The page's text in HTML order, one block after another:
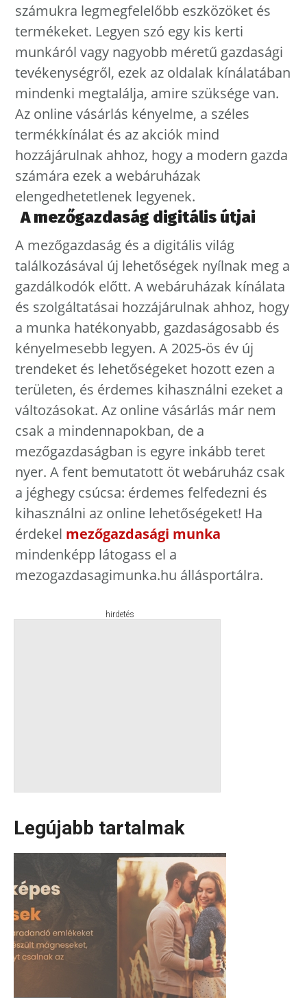
számukra legmegfelelőbb eszközöket és
termékeket. Legyen szó egy kis kerti
munkáról vagy nagyobb méretű gazdasági
tevékenységről, ezek az oldalak kínálatában
mindenki megtalálja, amire szüksége van.
Az online vásárlás kényelme, a széles
termékkínálat és az akciók mind
hozzájárulnak ahhoz, hogy a modern gazda
számára ezek a webáruházak
elengedhetetlenek legyenek.
A mezőgazdaság digitális útjai
A mezőgazdaság és a digitális világ
találkozásával új lehetőségek nyílnak meg a
gazdálkodók előtt. A webáruházak kínálata
és szolgáltatásai hozzájárulnak ahhoz, hogy
a munka hatékonyabb, gazdaságosabb és
kényelmesebb legyen. A 2025-ös év új
trendeket és lehetőségeket hozott ezen a
területen, és érdemes kihasználni ezeket a
változásokat. Az online vásárlás már nem
csak a mindennapokban, de a
mezőgazdaságban is egyre inkább teret
nyer. A fent bemutatott öt webáruház csak
a jéghegy csúcsa: érdemes felfedezni és
kihasználni az online lehetőségeket! Ha
érdekel mezőgazdasági munka
mindenképp látogass el a
mezogazdasagimunka.hu állásportálra.
hirdetés
Legújabb tartalmak